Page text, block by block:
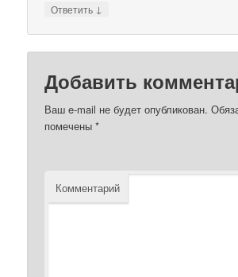
Ответить ↓
Добавить
Ваш e-mail не будет опубликован.
помечены*
Комментарий